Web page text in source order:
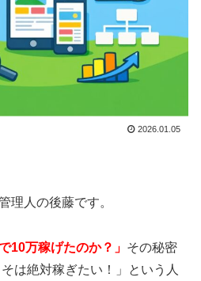
2026.01.05
理人の後藤です。
10万稼げたのか？」 その秘密
は絶対稼ぎたい！」という人